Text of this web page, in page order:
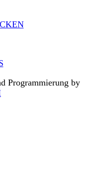
Programmierung by